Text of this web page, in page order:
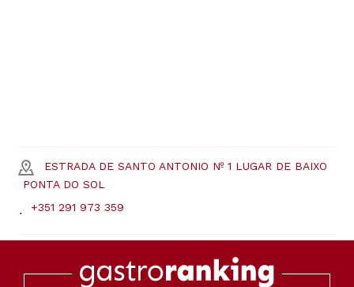
ESTRADA DE SANTO ANTONIO Nº 1 LUGAR DE BAIXO
PONTA DO SOL
+351 291 973 359